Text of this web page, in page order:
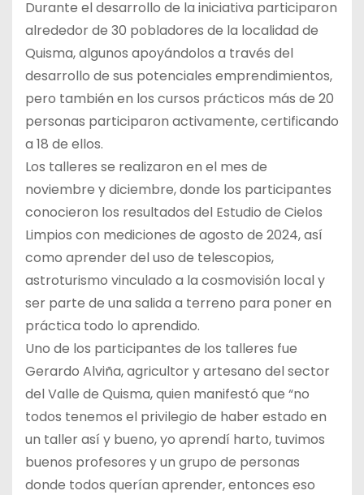
Durante el desarrollo de la iniciativa participaron
alrededor de 30 pobladores de la localidad de
Quisma, algunos apoyándolos a través del
desarrollo de sus potenciales emprendimientos,
pero también en los cursos prácticos más de 20
personas participaron activamente, certificando
a 18 de ellos.
Los talleres se realizaron en el mes de
noviembre y diciembre, donde los participantes
conocieron los resultados del Estudio de Cielos
Limpios con mediciones de agosto de 2024, así
como aprender del uso de telescopios,
astroturismo vinculado a la cosmovisión local y
ser parte de una salida a terreno para poner en
práctica todo lo aprendido.
Uno de los participantes de los talleres fue
Gerardo Alviña, agricultor y artesano del sector
del Valle de Quisma, quien manifestó que “no
todos tenemos el privilegio de haber estado en
un taller así y bueno, yo aprendí harto, tuvimos
buenos profesores y un grupo de personas
donde todos querían aprender, entonces eso